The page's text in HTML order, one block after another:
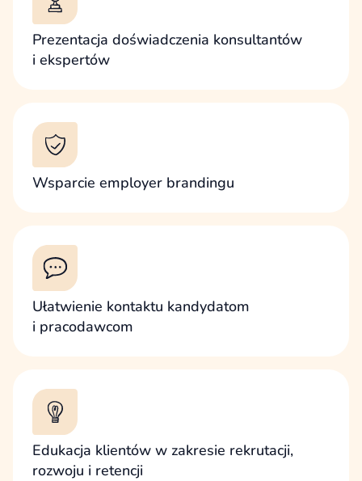
Prezentacja doświadczenia konsultantów
i ekspertów
Wsparcie employer brandingu
Ułatwienie kontaktu kandydatom
i pracodawcom
Edukacja klientów w zakresie rekrutacji,
rozwoju i retencji